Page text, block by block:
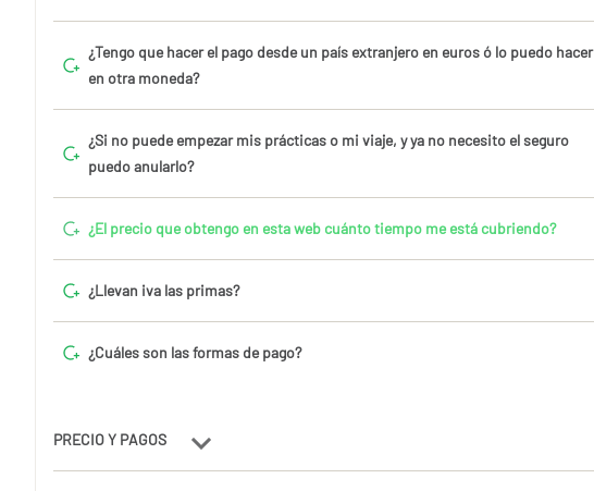
¿Tengo que hacer el pago desde un país extranjero en euros ó lo puedo hacer
en otra moneda?
¿Si no puede empezar mis prácticas o mi viaje, y ya no necesito el seguro
puedo anularlo?
¿El precio que obtengo en esta web cuánto tiempo me está cubriendo?
¿Llevan iva las primas?
¿Cuáles son las formas de pago?
PRECIO Y PAGOS